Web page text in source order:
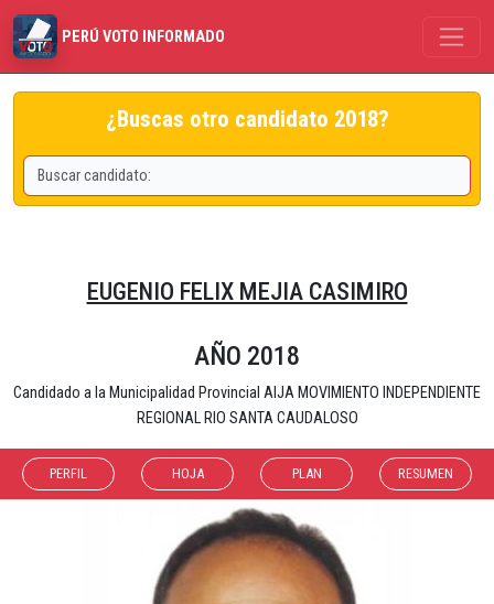
PERÚ VOTO INFORMADO
¿Buscas otro candidato 2018?
EUGENIO FELIX MEJIA CASIMIRO
AÑO 2018
Candidado a la Municipalidad Provincial AIJA MOVIMIENTO INDEPENDIENTE
REGIONAL RIO SANTA CAUDALOSO
PERFIL HOJA PLAN RESUMEN